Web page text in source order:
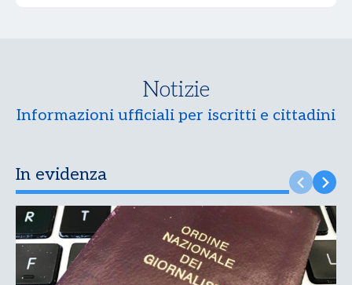
Notizie
Informazioni ufficiali per iscritti e cittadini
In evidenza